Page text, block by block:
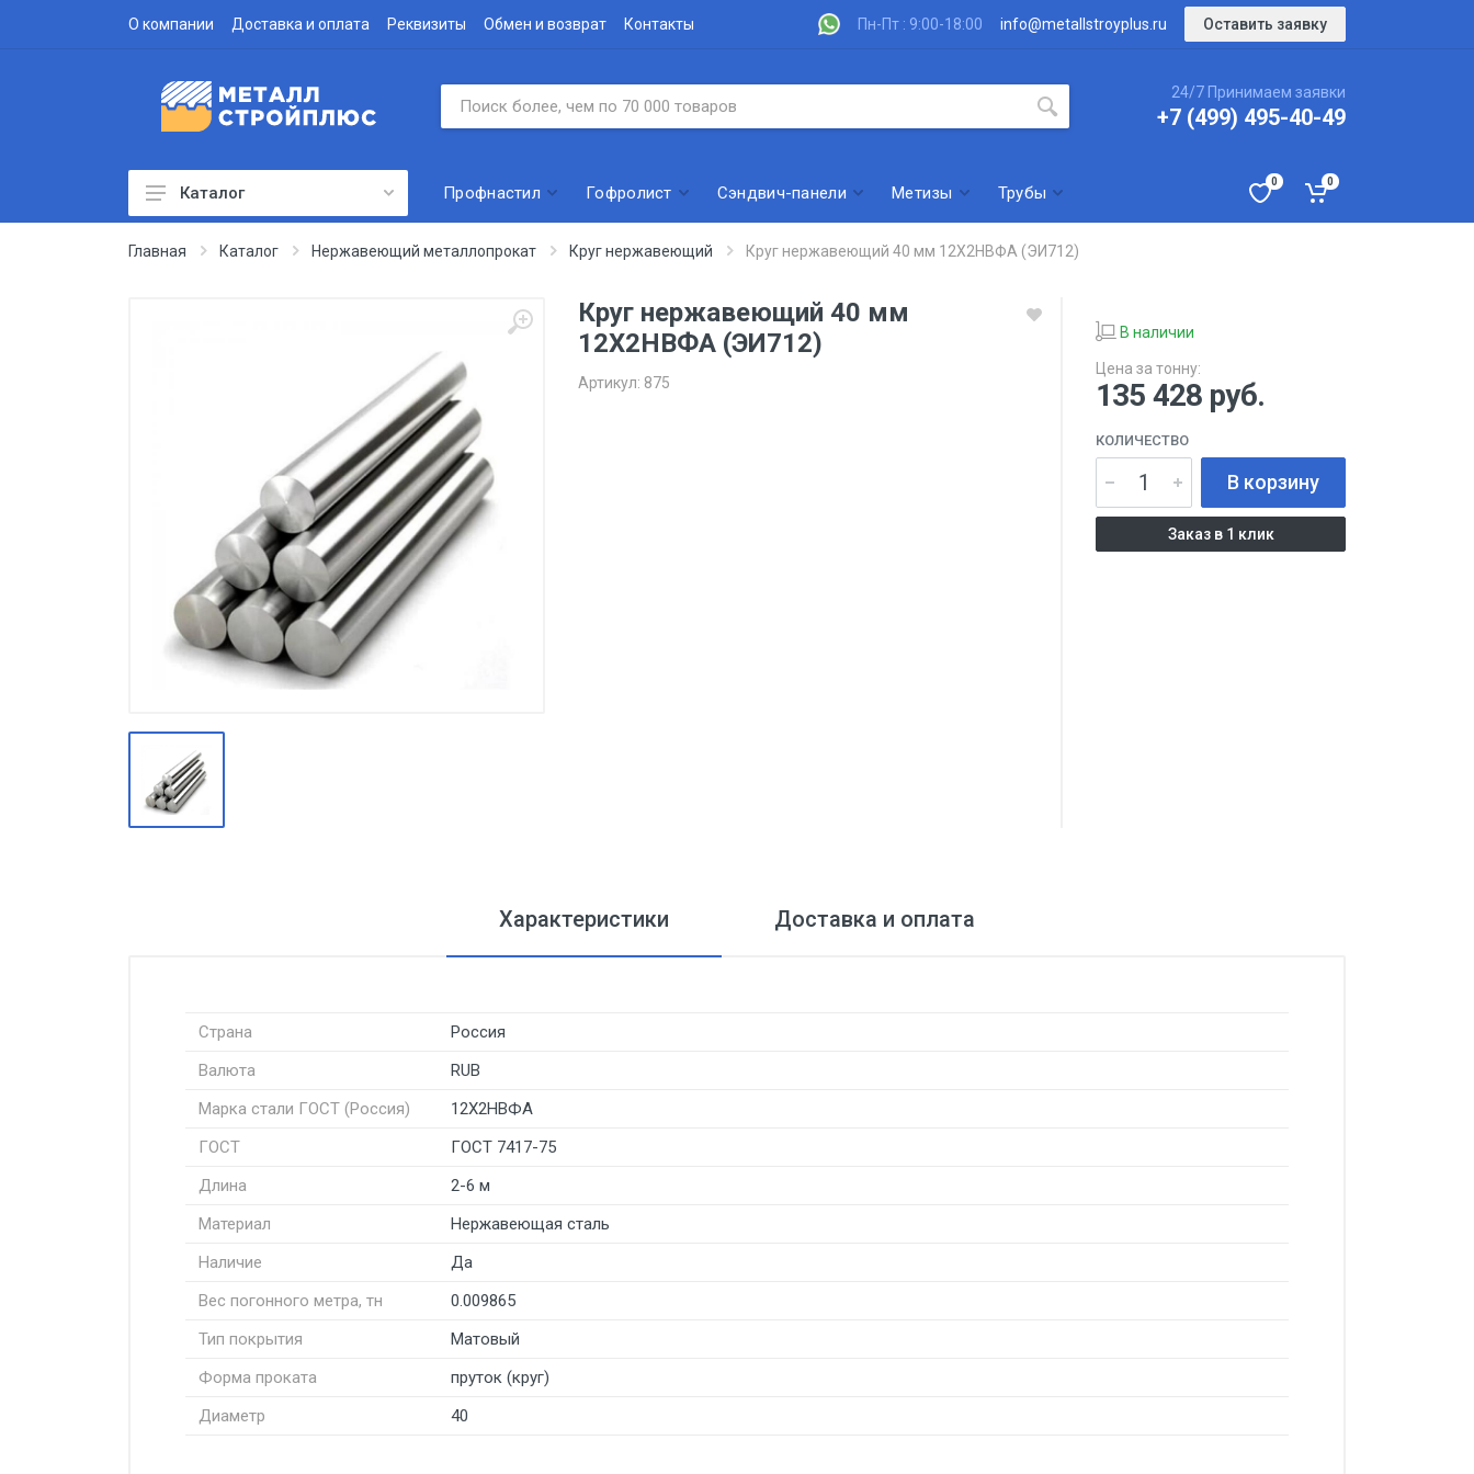
О компании Доставка и оплата Реквизиты Обмен и возврат Контакты Пн-Пт : 9:00-18:00 info@metallstroyplus.ru Оставить заявку
24/7 Принимаем заявки
+7 (499) 495-40-49
Профнастил
Производство
Штакетник
Черный металлопрокат
Нержавеющий металлопрокат
метизы
Оцинкованный металлопрокат
Запорная арматура
Каталог Профнастил Гофролист Сэндвич-панели Метизы Трубы
0 0
Главная Каталог Нержавеющий металлопрокат Круг нержавеющий Круг нержавеющий 40 мм 12Х2НВФА (ЭИ712)
Круг нержавеющий 40 мм
12Х2НВФА (ЭИ712)
Артикул: 875
В наличии
Цена за тонну:
135 428 руб.
КОЛИЧЕСТВО
В корзину
Заказ в 1 клик
Характеристики Доставка и оплата
Страна
Россия
Валюта
RUB
Марка стали ГОСТ (Россия)
12Х2НВФА
ГОСТ
ГОСТ 7417-75
Длина
2-6 м
Материал
Нержавеющая сталь
Наличие
Да
Вес погонного метра, тн
0.009865
Тип покрытия
Матовый
Форма проката
пруток (круг)
Диаметр
40